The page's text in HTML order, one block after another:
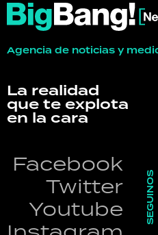
Agencia de noticias y
La realidad
que te explota
en la cara
Facebook
Twitter
Youtube
SEGUINOS